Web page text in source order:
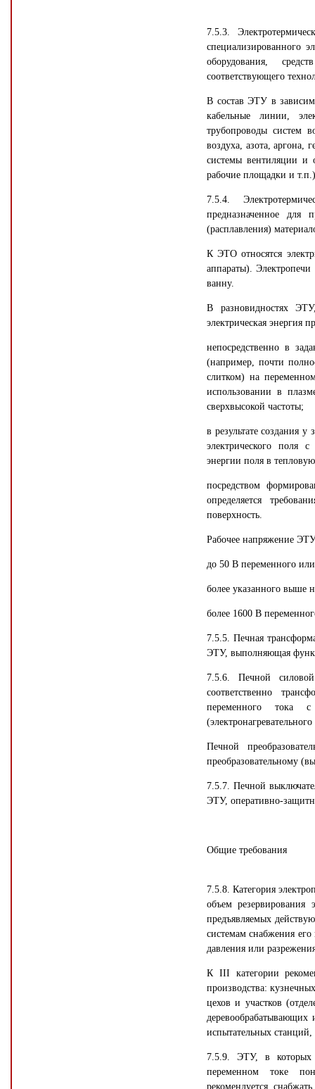
7.5.3.
специализированного
оборудования,
соответствующего
В состав ЭТУ в
кабельные линии,
трубопроводы систем
воздуха, азота, аргона,
системы вентиляции и
рабочие площадки и
7.5.4.
предназначенное для
(расплавления)
К ЭТО относятся
аппараты). Электропечи
ванну.
В разновидностях
электрическая энергия
непосредственно в
(например, почти
слитком) на
использовании в
сверхвысокой частоты;
в результате создания
электрического поля
энергии поля в
посредством
определяется
поверхность.
Рабочее напряжение
до 50 В переменного
более указанного выше
более 1600 В
7.5.5. Печная
ЭТУ, выполняющая
7.5.6. Печной силовой
соответственно
переменного тока
Печной
преобразовательному
7.5.7. Печной
ЭТУ, оперативно-
Общие требования
7.5.8. Категория
объем резервирования
предъявляемых
системам снабжения
давления или
К III категории
производства:
цехов и участков
деревообрабатывающих
испытательных
7.5.9. ЭТУ, в которых
переменном токе
рекомендуется